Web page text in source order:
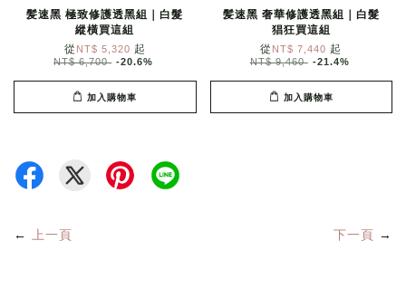
髪速黑 極致修護透黑組｜白髮
縱橫買這組
從 NT$ 5,320 起
NT$ 6,700 -20.6%
加入購物車
髪速黑 奢華修護透黑組｜白髮
猖狂買這組
從 NT$ 7,440 起
NT$ 9,460 -21.4%
加入購物車
← 上一頁 下一頁 →